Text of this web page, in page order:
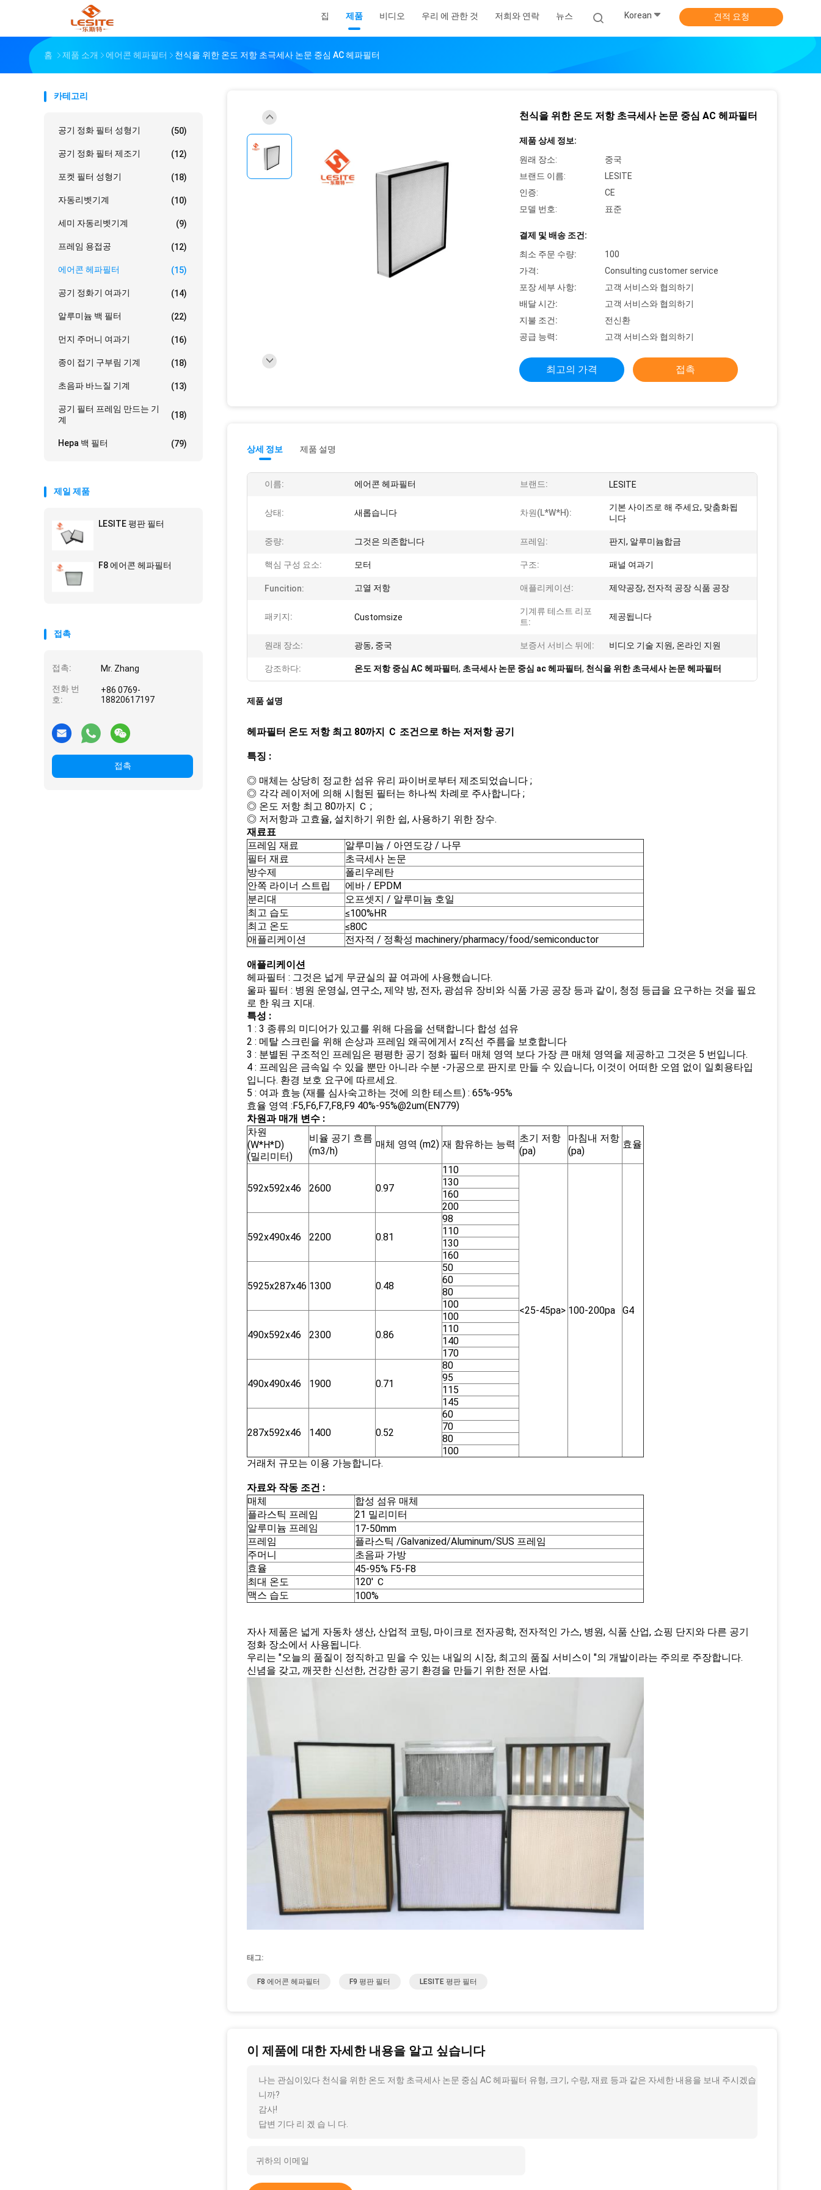
집 제품 비디오 우리 에 관한 것 저희와 연락 뉴스 Korean 견적 요청
홈 제품 소개 에어콘 헤파필터 천식을 위한 온도 저항 초극세사 논문 중심 AC 헤파필터
카테고리
공기 정화 필터 성형기 (50)
공기 정화 필터 제조기 (12)
포켓 필터 성형기 (18)
자동리벳기계 (10)
세미 자동리벳기계 (9)
프레임 용접공 (12)
에어콘 헤파필터 (15)
공기 정화기 여과기 (14)
알루미늄 백 필터 (22)
먼지 주머니 여과기 (16)
종이 접기 구부림 기계 (18)
초음파 바느질 기계 (13)
공기 필터 프레임 만드는 기
계
(18)
Hepa 백 필터 (79)
제일 제품
LESITE 평판 필터
F8 에어콘 헤파필터
접촉
접촉: Mr. Zhang
전화 번
호:
+86 0769-
18820617197
접촉
천식을 위한 온도 저항 초극세사 논문 중심 AC 헤파필터
제품 상세 정보:
원래 장소:
중국
브랜드 이름:
LESITE
인증:
CE
모델 번호:
표준
결제 및 배송 조건:
최소 주문 수량:
100
가격:
Consulting customer service
포장 세부 사항:
고객 서비스와 협의하기
배달 시간:
고객 서비스와 협의하기
지불 조건:
전신환
공급 능력:
고객 서비스와 협의하기
최고의 가격 접촉
상세 정보 제품 설명
이름: 에어콘 헤파필터 브랜드: LESITE
상태: 새롭습니다 차원(L*W*H):
기본 사이즈로 해 주세요, 맞춤화됩
니다
중량: 그것은 의존합니다 프레임: 판지, 알루미늄합금
핵심 구성 요소: 모터 구조: 패널 여과기
Funcition: 고열 저항 애플리케이션: 제약공장, 전자적 공장 식품 공장
패키지: Customsize
기계류 테스트 리포
트:
제공됩니다
원래 장소: 광동, 중국 보증서 서비스 뒤에: 비디오 기술 지원, 온라인 지원
강조하다: 온도 저항 중심 AC 헤파필터, 초극세사 논문 중심 ac 헤파필터, 천식을 위한 초극세사 논문 헤파필터
제품 설명
헤파필터 온도 저항 최고 80까지 Ｃ 조건으로 하는 저저항 공기
특징 :
◎ 매체는 상당히 정교한 섬유 유리 파이버로부터 제조되었습니다 ;
◎ 각각 레이저에 의해 시험된 필터는 하나씩 차례로 주사합니다 ;
◎ 온도 저항 최고 80까지 Ｃ ;
◎ 저저항과 고효율, 설치하기 위한 쉽, 사용하기 위한 장수.
재료표
프레임 재료
알루미늄 / 아연도강 / 나무
필터 재료
초극세사 논문
방수제
폴리우레탄
안쪽 라이너 스트립
에바 / EPDM
분리대
오프셋지 / 알루미늄 호일
최고 습도
≤100%HR
최고 온도
≤80C
애플리케이션
전자적 / 정확성 machinery/pharmacy/food/semiconductor
애플리케이션
헤파필터 : 그것은 넓게 무균실의 끝 여과에 사용했습니다.
울파 필터 : 병원 운영실, 연구소, 제약 방, 전자, 광섬유 장비와 식품 가공 공장 등과 같이, 청정 등급을 요구하는 것을 필요
로 한 워크 지대.
특성 :
1 : 3 종류의 미디어가 있고를 위해 다음을 선택합니다 합성 섬유
2 : 메탈 스크린을 위해 손상과 프레임 왜곡에게서 z직선 주름을 보호합니다
3 : 분별된 구조적인 프레임은 평평한 공기 정화 필터 매체 영역 보다 가장 큰 매체 영역을 제공하고 그것은 5 번입니다.
4 : 프레임은 금속일 수 있을 뿐만 아니라 수분 -가공으로 판지로 만들 수 있습니다, 이것이 어떠한 오염 없이 일회용타입
입니다. 환경 보호 요구에 따르세요.
5 : 여과 효능 (재를 심사숙고하는 것에 의한 테스트) : 65%-95%
효율 영역 :F5,F6,F7,F8,F9 40%-95%@2um(EN779)
차원과 매개 변수 :
차원
(W*H*D)
(밀리미터)
비율 공기 흐름
(m3/h)
매체 영역 (m2) 재 함유하는 능력
초기 저항
(pa)
마침내 저항
(pa)
효율
592x592x46 2600 0.97
110
<25-45pa> 100-200pa G4
130
160
200
592x490x46 2200 0.81
98
110
130
160
5925x287x46 1300 0.48
50
60
80
100
490x592x46 2300 0.86
100
110
140
170
490x490x46 1900 0.71
80
95
115
145
287x592x46 1400 0.52
60
70
80
100
거래처 규모는 이용 가능합니다.
자료와 작동 조건 :
매체
합성 섬유 매체
플라스틱 프레임
21 밀리미터
알루미늄 프레임
17-50mm
프레임
플라스틱 /Galvanized/Aluminum/SUS 프레임
주머니
초음파 가방
효율
45-95% F5-F8
최대 온도
120' Ｃ
맥스 습도
100%
자사 제품은 넓게 자동차 생산, 산업적 코팅, 마이크로 전자공학, 전자적인 가스, 병원, 식품 산업, 쇼핑 단지와 다른 공기
정화 장소에서 사용됩니다.
우리는 "오늘의 품질이 정직하고 믿을 수 있는 내일의 시장, 최고의 품질 서비스이 "의 개발이라는 주의로 주장합니다.
신념을 갖고, 깨끗한 신선한, 건강한 공기 환경을 만들기 위한 전문 사업.
태그:
F8 에어콘 헤파필터 F9 평판 필터 LESITE 평판 필터
이 제품에 대한 자세한 내용을 알고 싶습니다
나는 관심이있다 천식을 위한 온도 저항 초극세사 논문 중심 AC 헤파필터 유형, 크기, 수량, 재료 등과 같은 자세한 내용을 보내 주시겠습
니까?
감사!
답변 기다 리 겠 습 니 다.